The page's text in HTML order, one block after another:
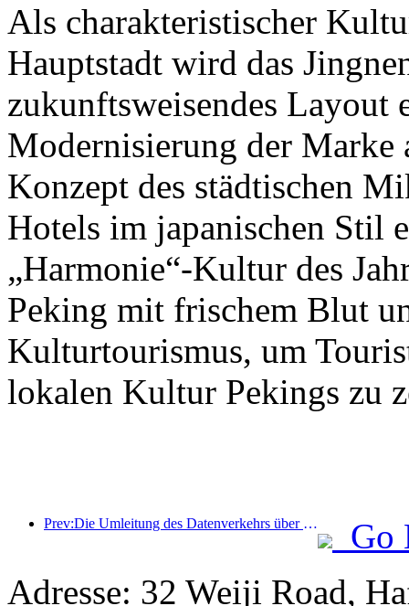
Als charakteristischer
Hauptstadt wird das
zukunftsweisendes Layout
Modernisierung der Marke
Konzept des städtischen
Hotels im japanischen Stil
„Harmonie“-Kultur des
Peking mit frischem Blut
Kulturtourismus, um
lokalen Kultur Pekings zu
Prev:Die Umleitung des Datenverkehrs über alle Medien trägt zur Erneuerung alter Geschäfte bei und schafft ein neues Modell des „Null-Hochlaufs“
Go
Adresse: 32 Weiji Road,